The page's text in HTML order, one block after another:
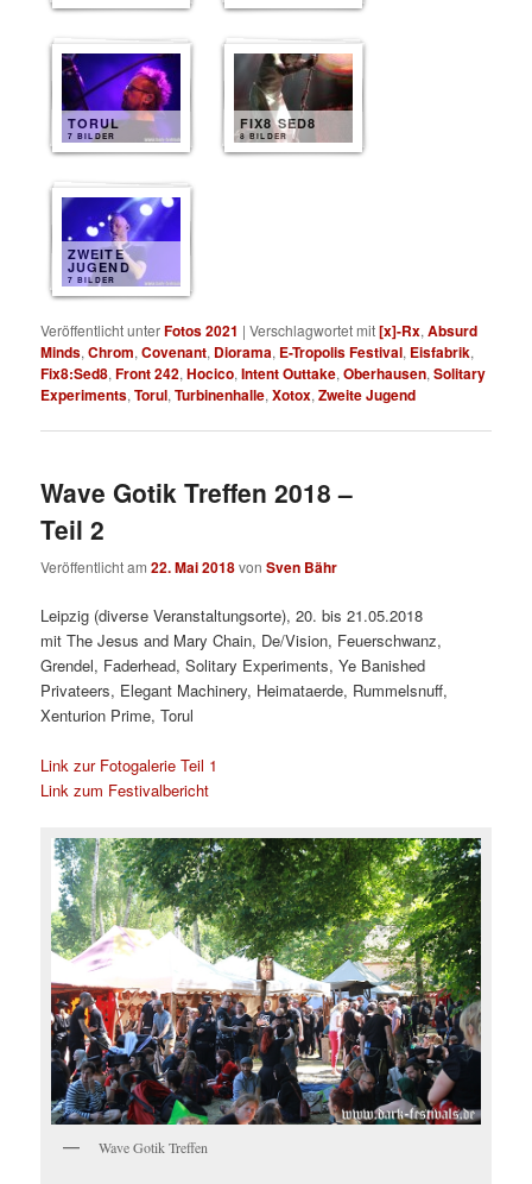
TORUL
7 BILDER
FIX8 SED8
8 BILDER
ZWEITE
JUGEND
7 BILDER
Veröffentlicht unterFotos 2021 |Verschlagwortet mit[x]-Rx,Absurd
Minds,Chrom,Covenant, Diorama, E-Tropolis Festival, Eisfabrik,
Fix8:Sed8,Front 242,Hocico,Intent Outtake,Oberhausen,Solitary
Experiments,Torul,Turbinenhalle,Xotox,Zweite Jugend
Wave Gotik Treffen 2018 –
Teil 2
Veröffentlicht am22. Mai 2018vonSven Bähr
Leipzig (diverse Veranstaltungsorte), 20. bis 21.05.2018
mit The Jesus and Mary Chain, De/Vision, Feuerschwanz,
Grendel, Faderhead, Solitary Experiments, Ye Banished
Privateers, Elegant Machinery, Heimataerde, Rummelsnuff,
Xenturion Prime, Torul
Link zur Fotogalerie Teil 1
Link zum Festivalbericht
Wave Gotik Treffen